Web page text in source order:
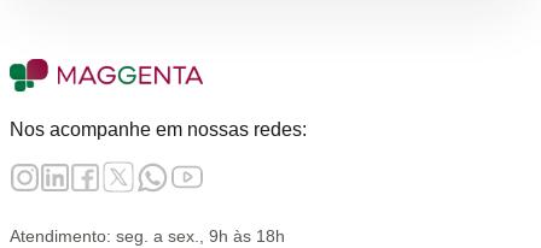
Nos acompanhe em nossas redes:
Atendimento: seg. a sex., 9h às 18h